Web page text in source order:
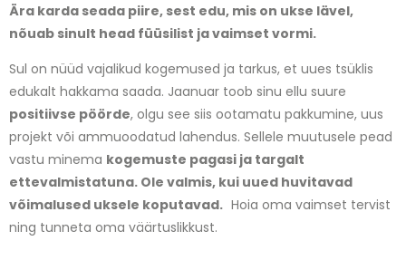
Ära karda seada piire, sest edu, mis on ukse lävel,
nõuab sinult head füüsilist ja vaimset vormi.
Sul on nüüd vajalikud kogemused ja tarkus, et uues tsüklis
edukalt hakkama saada. Jaanuar toob sinu ellu suure
positiivse pöörde, olgu see siis ootamatu pakkumine, uus
projekt või ammuoodatud lahendus. Sellele muutusele pead
vastu minema kogemuste pagasi ja targalt
ettevalmistatuna. Ole valmis, kui uued huvitavad
võimalused uksele koputavad. Hoia oma vaimset tervist
ning tunneta oma väärtuslikkust.